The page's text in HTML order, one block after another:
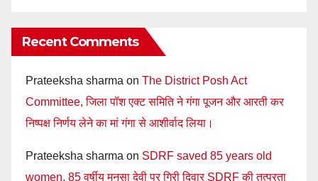
Recent Comments
Prateeksha sharma on The District Posh Act
Committee, जिला पॉश एक्ट समिति ने गंगा पूजन और आरती कर
निष्पक्ष निर्णय लेने का मां गंगा से आशीर्वाद लिया।
Prateeksha sharma on SDRF saved 85 years old
women, 85 वर्षीय मनसा देवी पर गिरी दिवार SDRF की तत्परता